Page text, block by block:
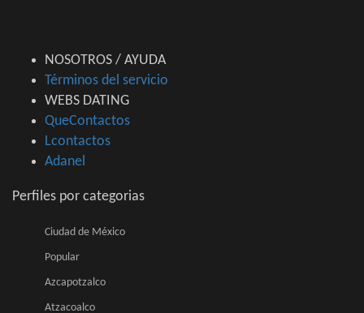
NOSOTROS / AYUDA
Términos del servicio
WEBS DATING
QueContactos
Lcontactos
Adanel
Perfiles por categorias
Ciudad de México
Popular
Azcapotzalco
Atzacoalco